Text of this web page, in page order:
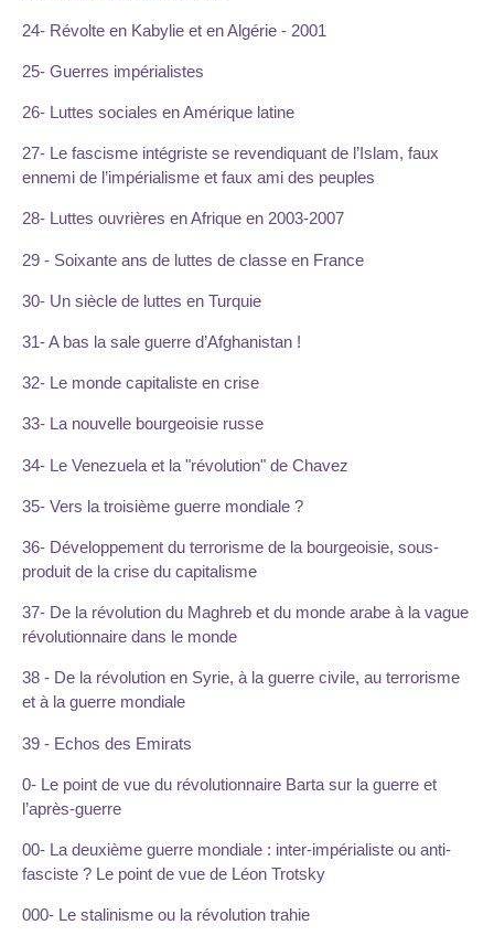
24- Révolte en Kabylie et en Algérie - 2001
25- Guerres impérialistes
26- Luttes sociales en Amérique latine
27- Le fascisme intégriste se revendiquant de l’Islam, faux
ennemi de l’impérialisme et faux ami des peuples
28- Luttes ouvrières en Afrique en 2003-2007
29 - Soixante ans de luttes de classe en France
30- Un siècle de luttes en Turquie
31- A bas la sale guerre d’Afghanistan !
32- Le monde capitaliste en crise
33- La nouvelle bourgeoisie russe
34- Le Venezuela et la "révolution" de Chavez
35- Vers la troisième guerre mondiale ?
36- Développement du terrorisme de la bourgeoisie, sous-
produit de la crise du capitalisme
37- De la révolution du Maghreb et du monde arabe à la vague
révolutionnaire dans le monde
38 - De la révolution en Syrie, à la guerre civile, au terrorisme
et à la guerre mondiale
39 - Echos des Emirats
0- Le point de vue du révolutionnaire Barta sur la guerre et
l’après-guerre
00- La deuxième guerre mondiale : inter-impérialiste ou anti-
fasciste ? Le point de vue de Léon Trotsky
000- Le stalinisme ou la révolution trahie